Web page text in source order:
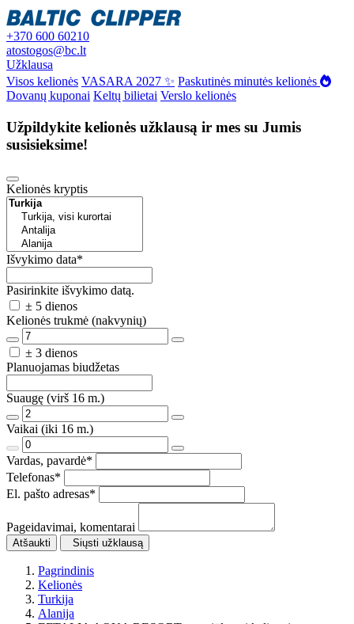
+370 600 60210
atostogos@bc.lt
Užklausa
Visos kelionės VASARA 2027 ✨ Paskutinės minutės kelionės
Dovanų kuponai Keltų bilietai Verslo kelionės
Užpildykite kelionės užklausą ir mes su Jumis
susisieksime!
Kelionės kryptis
Išvykimo data*
Pasirinkite išvykimo datą.
± 5 dienos
Kelionės trukmė (nakvynių)
± 3 dienos
Planuojamas biudžetas
Suaugę (virš 16 m.)
Vaikai (iki 16 m.)
Vardas, pavardė*
Telefonas*
El. pašto adresas*
Pageidavimai, komentarai
Atšaukti Siųsti užklausą
Pagrindinis
Kelionės
Turkija
Alanija